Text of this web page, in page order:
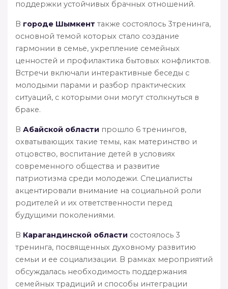
поддержки устойчивых брачных отношений.
В городе Шымкент также состоялось 3тренинга,
основной темой которых стало создание
гармонии в семье, укрепление семейных
ценностей и профилактика бытовых конфликтов.
Встречи включали интерактивные беседы с
молодыми парами и разбор практических
ситуаций, с которыми они могут столкнуться в
браке.
В Абайской области прошло 6 тренингов,
охватывающих такие темы, как материнство и
отцовство, воспитание детей в условиях
современного общества и развитие
патриотизма среди молодежи. Специалисты
акцентировали внимание на социальной роли
родителей и их ответственности перед
будущими поколениями.
В Карагандинской области состоялось 3
тренинга, посвященных духовному развитию
семьи и ее социализации. В рамках мероприятий
обсуждалась необходимость поддержания
семейных традиций и способы интеграции